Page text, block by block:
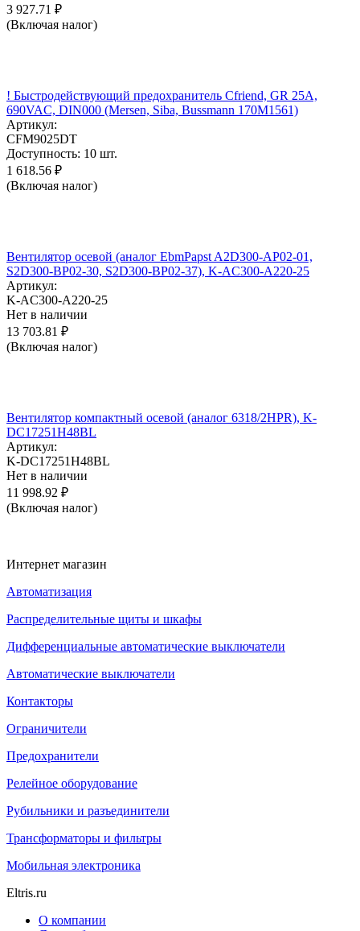
3 927.71 ₽
(Включая налог)
! Быстродействующий предохранитель Cfriend, GR 25А,
690VAC, DIN000 (Mersen, Siba, Bussmann 170M1561)
Артикул:
CFM9025DT
Доступность: 10 шт.
1 618.56 ₽
(Включая налог)
Вентилятор осевой (аналог EbmPapst A2D300-AP02-01,
S2D300-BP02-30, S2D300-BP02-37), K-AC300-A220-25
Артикул:
K-AC300-A220-25
Нет в наличии
13 703.81 ₽
(Включая налог)
Вентилятор компактный осевой (аналог 6318/2HPR), K-
DC17251H48BL
Артикул:
K-DC17251H48BL
Нет в наличии
11 998.92 ₽
(Включая налог)
Интернет магазин
Автоматизация
Распределительные щиты и шкафы
Дифференциальные автоматические выключатели
Автоматические выключатели
Контакторы
Ограничители
Предохранители
Релейное оборудование
Рубильники и разъединители
Трансформаторы и фильтры
Мобильная электроника
Eltris.ru
О компании